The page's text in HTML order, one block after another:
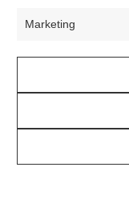
Marketing